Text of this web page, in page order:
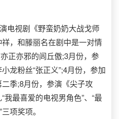
视剧《野蛮奶奶大战戈师
，和滕丽名在剧中是一对情
正亦邪的闾丘傲;3月份，参
龙粉丝“张正义”;4月份，参加
季;8月份，参演《尖子攻
最喜爱的电视男角色”、“最
项奖项。